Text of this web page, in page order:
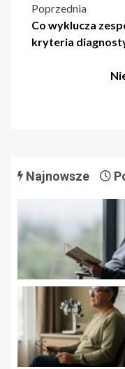
Nawigacja
wpisu
Poprzednia
Co wyklucza
kryteria
Najnowsze